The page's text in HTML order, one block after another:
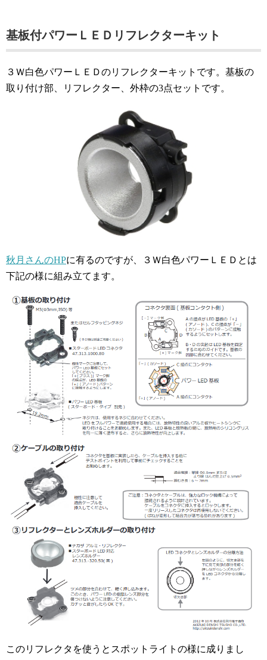
基板付パワーＬＥＤリフレクターキット
３Ｗ白色パワーＬＥＤのリフレクターキットです。基板の
取り付け部、リフレクター、外枠の3点セットです。
秋月さんのHPに有るのですが、３Ｗ白色パワーＬＥＤとは
下記の様に組み立てます。
このリフレクタを使うとスポットライトの様に成りまし